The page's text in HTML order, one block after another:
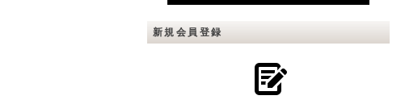
新規会員登録